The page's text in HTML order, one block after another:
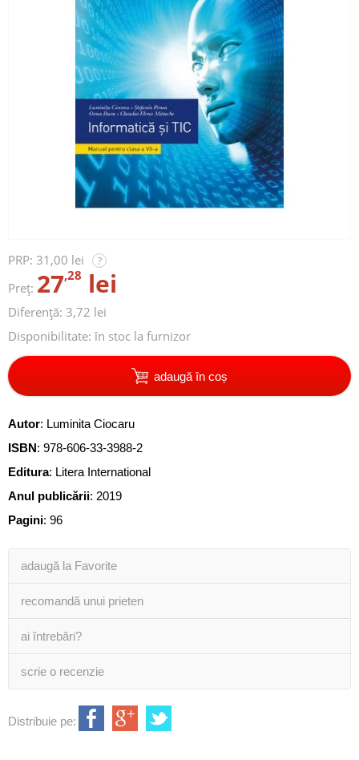
PRP: 31,00 lei ?
Preț: 27,28 lei
Diferență: 3,72 lei
Disponibilitate: în stoc la furnizor
adaugă în coș
Autor: Luminita Ciocaru
ISBN: 978-606-33-3988-2
Editura: Litera International
Anul publicării: 2019
Pagini: 96
adaugă la Favorite
recomandă unui prieten
ai întrebări?
scrie o recenzie
Distribuie pe: